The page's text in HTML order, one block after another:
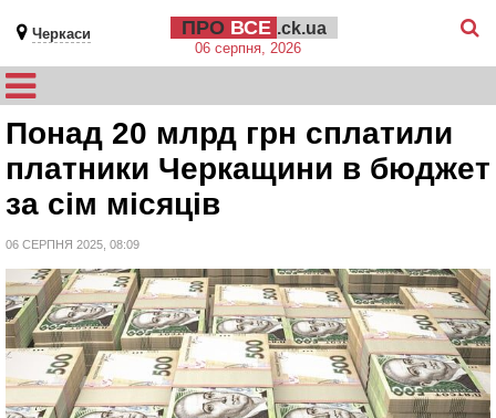
Черкаси ПРО ВСЕ .ck.ua
06 серпня, 2026
Понад 20 млрд грн сплатили
платники Черкащини в бюджет
за сім місяців
06 СЕРПНЯ 2025, 08:09